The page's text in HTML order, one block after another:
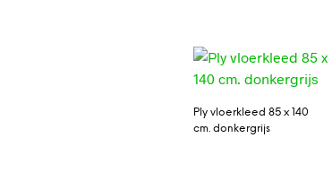
Ply vloerkleed 85 x 140
cm. donkergrijs